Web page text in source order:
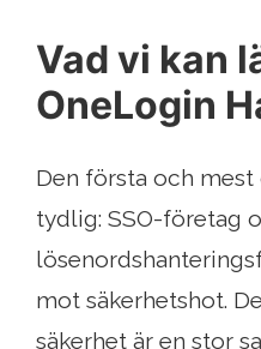
Vad vi kan
OneLogin
Den första och
tydlig: SSO-företag
mot säkerhetshot.
säkerhet är en stor